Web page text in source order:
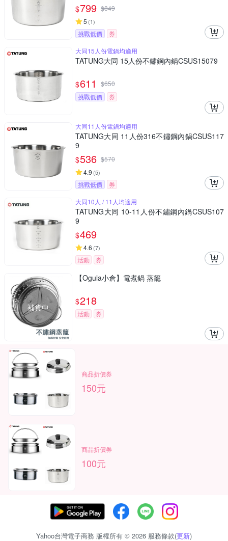
$799 $849
5 (1)
挑戰低價
券
大同15人份電鍋均適用
TATUNG大同 15人份不鏽鋼內鍋CSUS15079
$611 $650
挑戰低價
券
大同11人份電鍋均適用
TATUNG大同 11人份316不鏽鋼內鍋CSUS117
9
$536 $570
4.9 (5)
挑戰低價
券
大同10人 / 11人均適用
TATUNG大同 10-11人份不鏽鋼內鍋CSUS107
9
$469
4.6 (7)
活動 券
補貨中
【Ogula小倉】電煮鍋 蒸籠
$218
活動 券
商品折價券
150元
商品折價券
100元
Yahoo台灣電子商務 版權所有 © 2026 服務條款(更新)